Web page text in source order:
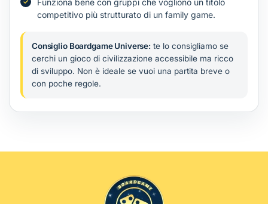
Funziona bene con gruppi che vogliono un titolo
competitivo più strutturato di un family game.
Consiglio Boardgame Universe: te lo consigliamo se
cerchi un gioco di civilizzazione accessibile ma ricco
di sviluppo. Non è ideale se vuoi una partita breve o
con poche regole.